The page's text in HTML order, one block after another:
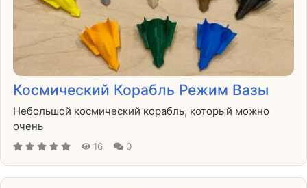
Космический Корабль Режим Вазы
Небольшой космический корабль, который можно
очень
16 0